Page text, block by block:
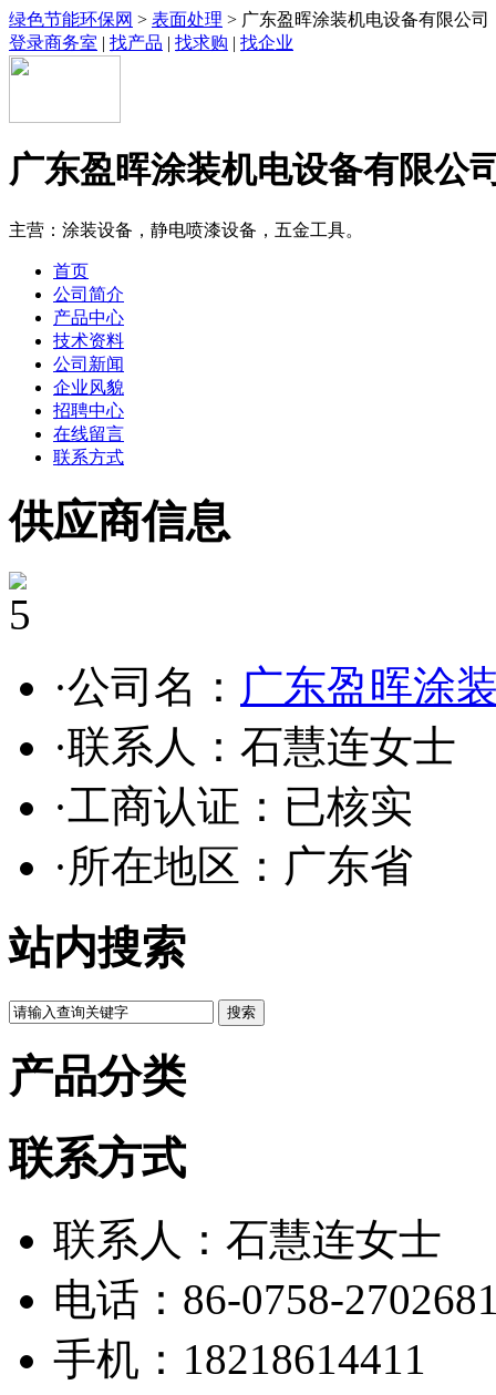
绿色节能环保网 > 表面处理 > 广东盈晖涂装机电设备有限公司
登录商务室 | 找产品 | 找求购 | 找企业
广东盈晖涂装机电设备有限公
主营：涂装设备，静电喷漆设备，五金工具。
首页
公司简介
产品中心
技术资料
公司新闻
企业风貌
招聘中心
在线留言
联系方式
供应商信息
5
·公司名： 广东盈晖涂
·联系人：石慧连女士
·工商认证： 已核实
·所在地区：广东省
站内搜索
产品分类
联系方式
联系人：石慧连女士
电话：86-0758-
手机：18218614411